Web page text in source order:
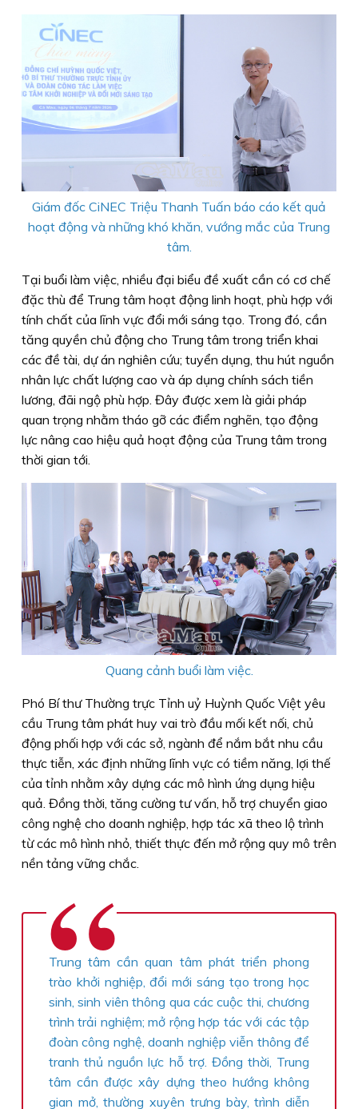
Giám đốc CiNEC Triệu Thanh Tuấn báo cáo kết quả
hoạt động và những khó khăn, vướng mắc của Trung
tâm.
Tại buổi làm việc, nhiều đại biểu đề xuất cần có cơ chế
đặc thù để Trung tâm hoạt động linh hoạt, phù hợp với
tính chất của lĩnh vực đổi mới sáng tạo. Trong đó, cần
tăng quyền chủ động cho Trung tâm trong triển khai
các đề tài, dự án nghiên cứu; tuyển dụng, thu hút nguồn
nhân lực chất lượng cao và áp dụng chính sách tiền
lương, đãi ngộ phù hợp. Đây được xem là giải pháp
quan trọng nhằm tháo gỡ các điểm nghẽn, tạo động
lực nâng cao hiệu quả hoạt động của Trung tâm trong
thời gian tới.
Quang cảnh buổi làm việc.
Phó Bí thư Thường trực Tỉnh uỷ Huỳnh Quốc Việt yêu
cầu Trung tâm phát huy vai trò đầu mối kết nối, chủ
động phối hợp với các sở, ngành để nắm bắt nhu cầu
thực tiễn, xác định những lĩnh vực có tiềm năng, lợi thế
của tỉnh nhằm xây dựng các mô hình ứng dụng hiệu
quả. Đồng thời, tăng cường tư vấn, hỗ trợ chuyển giao
công nghệ cho doanh nghiệp, hợp tác xã theo lộ trình
từ các mô hình nhỏ, thiết thực đến mở rộng quy mô trên
nền tảng vững chắc.
Trung tâm cần quan tâm phát triển phong
trào khởi nghiệp, đổi mới sáng tạo trong học
sinh, sinh viên thông qua các cuộc thi, chương
trình trải nghiệm; mở rộng hợp tác với các tập
đoàn công nghệ, doanh nghiệp viễn thông để
tranh thủ nguồn lực hỗ trợ. Đồng thời, Trung
tâm cần được xây dựng theo hướng không
gian mở, thường xuyên trưng bày, trình diễn